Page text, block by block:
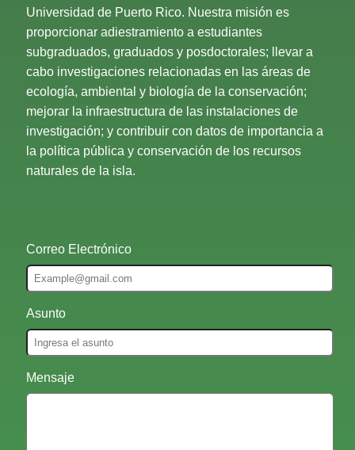
Universidad de Puerto Rico. Nuestra misión es
proporcionar adiestramiento a estudiantes
subgraduados, graduados y posdoctorales; llevar a
cabo investigaciones relacionadas en las áreas de
ecología, ambiental y biología de la conservación;
mejorar la infraestructura de las instalaciones de
investigación; y contribuir con datos de importancia a
la política pública y conservación de los recursos
naturales de la isla.
Correo Electrónico
Asunto
Mensaje